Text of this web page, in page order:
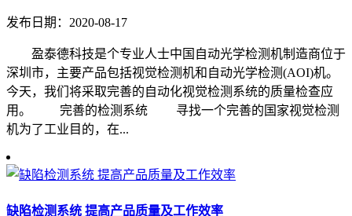
发布日期：2020-08-17
盈泰德科技是个专业人士中国自动光学检测机制造商位于
深圳市，主要产品包括视觉检测机和自动光学检测(AOI)机。
今天，我们将采取完善的自动化视觉检测系统的质量检查应
用。 完善的检测系统 寻找一个完善的国家视觉检测
机为了工业目的，在...
缺陷检测系统 提高产品质量及工作效率